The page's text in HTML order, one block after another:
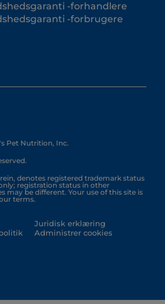
-forhandlere
-forbrugere
Pet Nutrition, Inc.
denotes registered trademark status
registration status in other
may be different. Your use of this site is
terms.
Juridisk erklæring
Administrer cookies